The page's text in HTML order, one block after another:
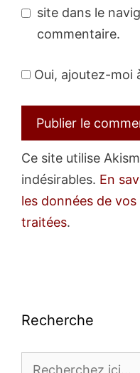
site dans le
commentaire.
Oui, ajoutez-moi
Ce site utilise
indésirables. En
les données de
traitées.
Recherche